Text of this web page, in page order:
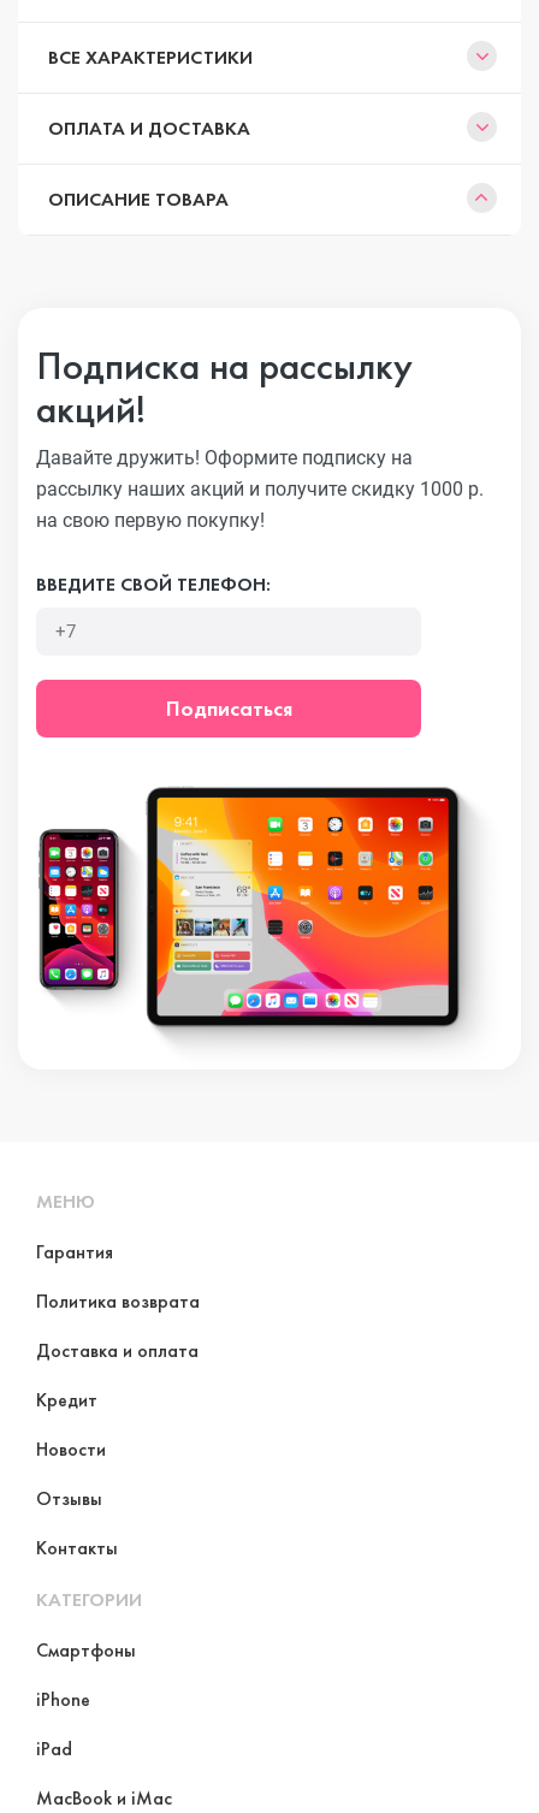
ВСЕ ХАРАКТЕРИСТИКИ
ОПЛАТА И ДОСТАВКА
ОПИСАНИЕ ТОВАРА
Подписка на рассылку
акций!
Давайте дружить! Оформите подписку на
рассылку наших акций и получите скидку 1000 р.
на свою первую покупку!
ВВЕДИТЕ СВОЙ ТЕЛЕФОН:
Подписаться
МЕНЮ
Гарантия
Политика возврата
Доставка и оплата
Кредит
Новости
Отзывы
Контакты
КАТЕГОРИИ
Смартфоны
iPhone
iPad
MacBook и iMac